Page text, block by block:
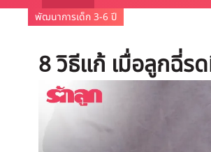
พัฒนาการเด็ก 3-6 ปี
8 วิธีแก้ เมื่อลูกฉี่ร